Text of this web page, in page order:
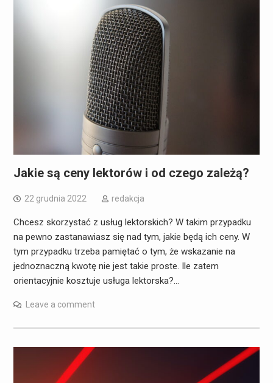
Jakie są ceny lektorów i od czego zależą?
22 grudnia 2022 redakcja
Chcesz skorzystać z usług lektorskich? W takim przypadku
na pewno zastanawiasz się nad tym, jakie będą ich ceny. W
tym przypadku trzeba pamiętać o tym, że wskazanie na
jednoznaczną kwotę nie jest takie proste. Ile zatem
orientacyjnie kosztuje usługa lektorska?…
Leave a comment